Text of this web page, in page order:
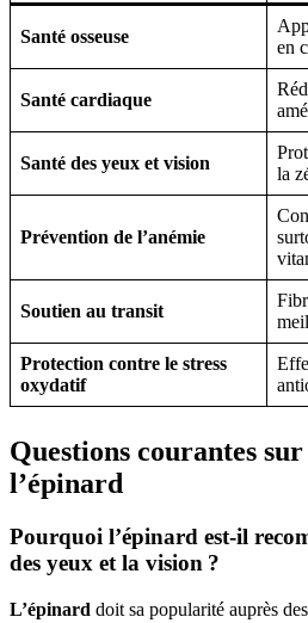
Santé osseuse
en
Santé cardiaque
Santé des yeux et vision
la
Prévention de l’anémie
Soutien au transit
Protection contre le stress
oxydatif
Questions courantes
l’épinard
Pourquoi l’épinard est-il
des yeux et la vision ?
L’épinard doit sa popularité auprès